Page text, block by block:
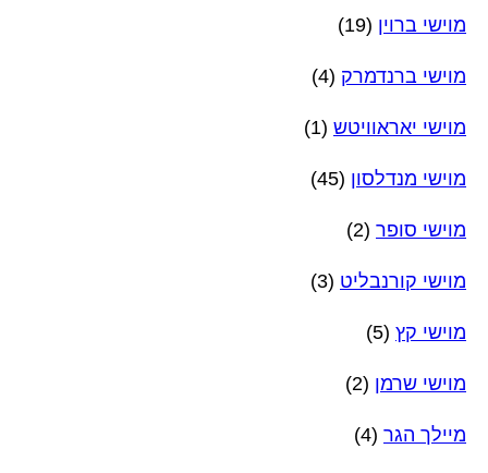
מוישי ברוין (19)
מוישי ברנדמרק (4)
מוישי יאראוויטש (1)
מוישי מנדלסון (45)
מוישי סופר (2)
מוישי קורנבליט (3)
מוישי קץ (5)
מוישי שרמן (2)
מיילך הגר (4)